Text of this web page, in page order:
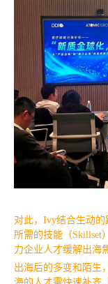
对此，Ivy结合生动
所需的技能（Skillset
力企业人才缓解出海
出海后的多变和陌生